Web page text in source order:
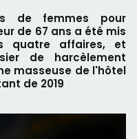
de femmes pour
de 67 ans a été mis
quatre affaires, et
de harcèlement
masseuse de l'hôtel
de 2019